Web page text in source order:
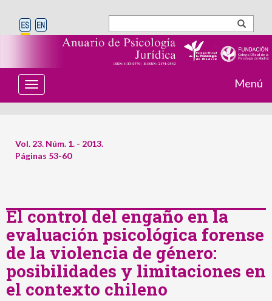
T
o
g
n
a
t
i
n
Menú
Vol. 23. Núm. 1. - 2013.
Páginas 53-60
El control del engaño en la
evaluación psicológica forense
de la violencia de género:
posibilidades y limitaciones en
el contexto chileno